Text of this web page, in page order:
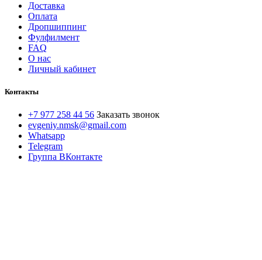
Доставка
Оплата
Дропшиппинг
Фулфилмент
FAQ
О нас
Личный кабинет
Контакты
+7 977 258 44 56 Заказать звонок
evgeniy.nmsk@gmail.com
Whatsapp
Telegram
Группа ВКонтакте